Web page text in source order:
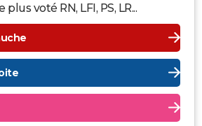
voté RN, LFI, PS, LR...